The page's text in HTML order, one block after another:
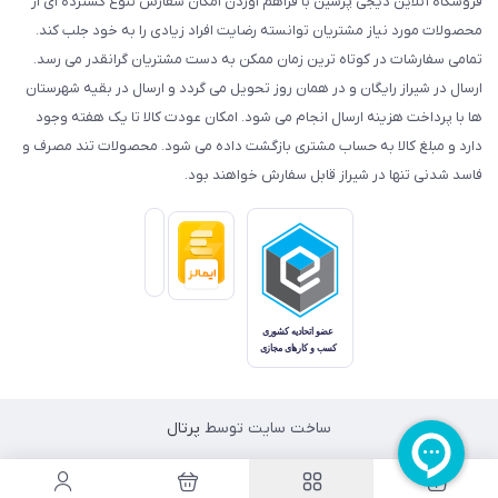
محصولات مورد نیاز مشتریان توانسته رضایت افراد زیادی را به خود جلب کند.
تمامی سفارشات در کوتاه ترین زمان ممکن به دست مشتریان گرانقدر می رسد.
ارسال در شیراز رایگان و در همان روز تحویل می گردد و ارسال در بقیه شهرستان
ها با پرداخت هزینه ارسال انجام می شود. امکان عودت کالا تا یک هفته وجود
دارد و مبلغ کالا به حساب مشتری بازگشت داده می شود. محصولات تند مصرف و
فاسد شدنی تنها در شیراز قابل سفارش خواهند بود.
ساخت سایت توسط پرتال